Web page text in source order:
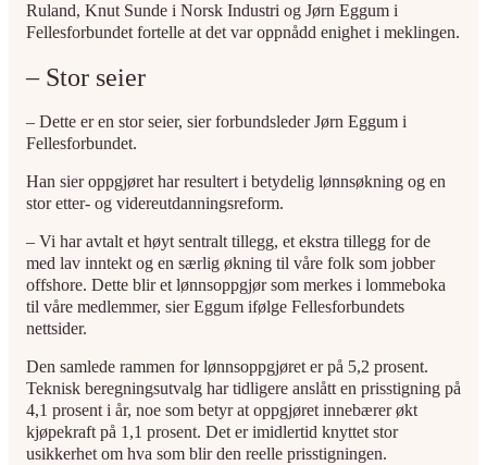
Ruland, Knut Sunde i Norsk Industri og Jørn Eggum i
Fellesforbundet fortelle at det var oppnådd enighet i meklingen.
– Stor seier
– Dette er en stor seier, sier forbundsleder Jørn Eggum i
Fellesforbundet.
Han sier oppgjøret har resultert i betydelig lønnsøkning og en
stor etter- og videreutdanningsreform.
– Vi har avtalt et høyt sentralt tillegg, et ekstra tillegg for de
med lav inntekt og en særlig økning til våre folk som jobber
offshore. Dette blir et lønnsoppgjør som merkes i lommeboka
til våre medlemmer, sier Eggum ifølge Fellesforbundets
nettsider.
Den samlede rammen for lønnsoppgjøret er på 5,2 prosent.
Teknisk beregningsutvalg har tidligere anslått en prisstigning på
4,1 prosent i år, noe som betyr at oppgjøret innebærer økt
kjøpekraft på 1,1 prosent. Det er imidlertid knyttet stor
usikkerhet om hva som blir den reelle prisstigningen.